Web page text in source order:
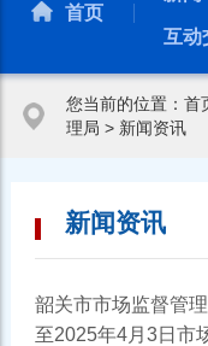
首页
互动
您当前的位置： 首
理局 > 新闻资讯
新闻资讯
韶关市市场监督管
至2025年4月3日市